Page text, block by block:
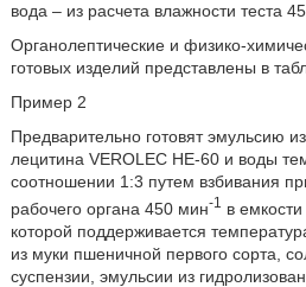
вода – из расчета влажности теста
Органолептические и физико-
готовых изделий представлены в
Пример 2
Предварительно готовят эмульсию
лецитина VEROLEC HE-60 и воды
соотношении 1:3 путем взбивания
рабочего органа 450 мин-1
в
которой поддерживается
из муки пшеничной первого сорта,
суспензии, эмульсии из